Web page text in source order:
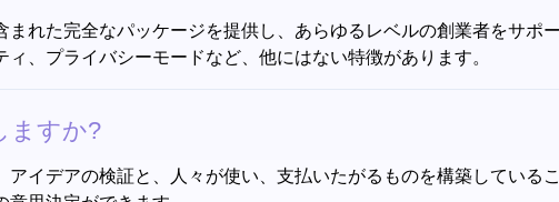
れた完全なパッケージを提供し、あらゆるレベルの創業者をサポ
、プライバシーモードなど、他にはない特徴があります。
ますか?
イデアの検証と、人々が使い、支払いたがるものを構築している